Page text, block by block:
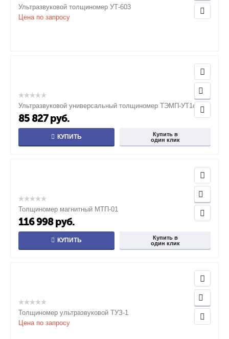
Ультразвуковой толщиномер УТ-603
Цена по запросу
Ультразвуковой универсальный толщиномер ТЭМП-УТ1c
85 827 руб.
КУПИТЬ
Купить в
один клик
Толщиномер магнитный МТП-01
116 998 руб.
КУПИТЬ
Купить в
один клик
Толщиномер ультразвуковой ТУЗ-1
Цена по запросу